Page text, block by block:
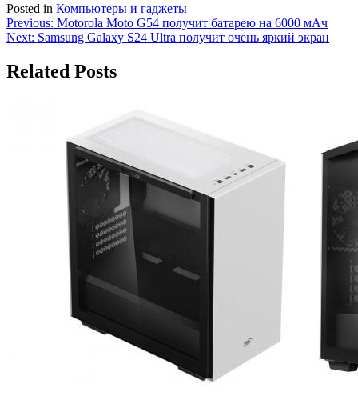
Posted in Компьютеры и гаджеты
Навигация
по
записям
Previous: Motorola Moto G54 получит батарею на 6000 мАч
Next: Samsung Galaxy S24 Ultra получит очень яркий экран
Related Posts